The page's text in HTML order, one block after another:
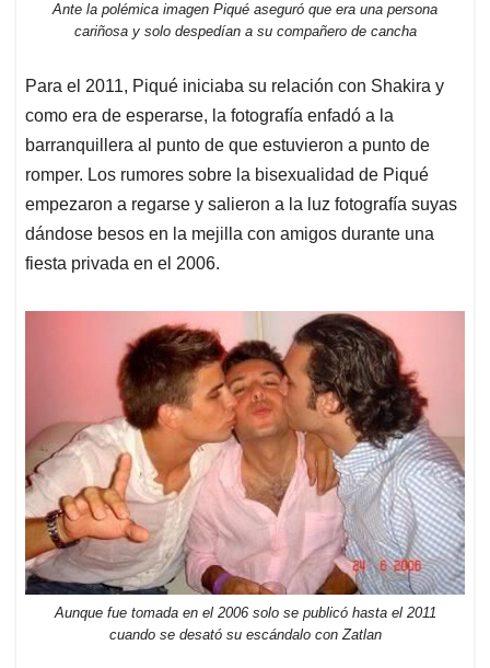
Ante la polémica imagen Piqué aseguró que era una persona
cariñosa y solo despedían a su compañero de cancha
Para el 2011, Piqué iniciaba su relación con Shakira y
como era de esperarse, la fotografía enfadó a la
barranquillera al punto de que estuvieron a punto de
romper. Los rumores sobre la bisexualidad de Piqué
empezaron a regarse y salieron a la luz fotografía suyas
dándose besos en la mejilla con amigos durante una
fiesta privada en el 2006.
Aunque fue tomada en el 2006 solo se publicó hasta el 2011
cuando se desató su escándalo con Zatlan